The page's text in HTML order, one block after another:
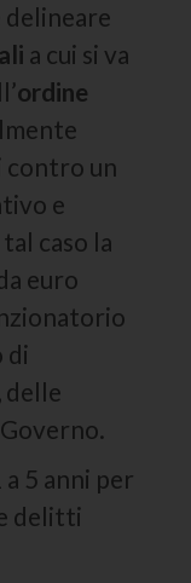
delineare
a cui si va
ordine
contro un
e
caso la
euro
di
delle
a 5 anni per
delitti